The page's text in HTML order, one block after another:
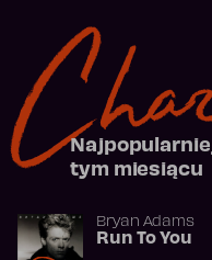
tym miesiącu
Bryan Adams
Run To You